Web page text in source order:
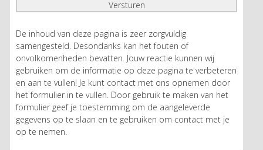
De inhoud van deze pagina is zeer zorgvuldig
samengesteld. Desondanks kan het fouten of
onvolkomenheden bevatten. Jouw reactie kunnen wij
gebruiken om de informatie op deze pagina te verbeteren
en aan te vullen! Je kunt contact met ons opnemen door
het formulier in te vullen. Door gebruik te maken van het
formulier geef je toestemming om de aangeleverde
gegevens op te slaan en te gebruiken om contact met je
op te nemen.